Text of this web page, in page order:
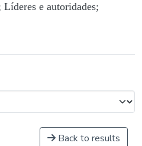
Líderes e autoridades;
Back to results